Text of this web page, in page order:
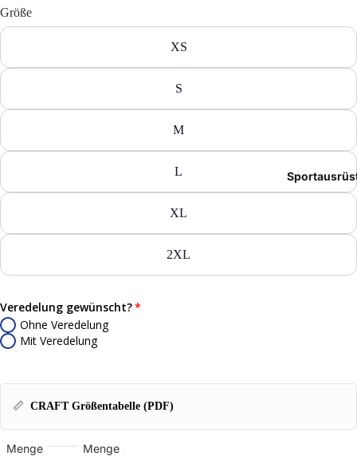
Caps
Größe
XS
S
M
L
XL
2XL
Veredelung gewünscht?
Ohne Veredelung
Mit Veredelung
📏 CRAFT Größentabelle (PDF)
Menge
Menge